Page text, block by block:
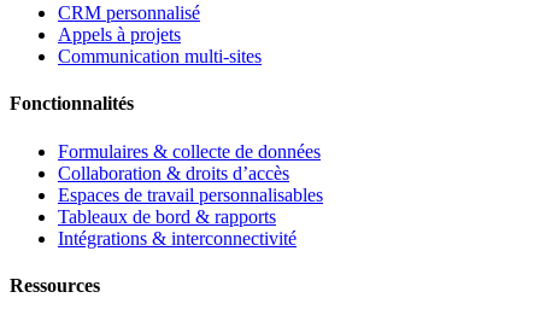
CRM personnalisé
Appels à projets
Communication multi-sites
Fonctionnalités
Formulaires & collecte de données
Collaboration & droits d’accès
Espaces de travail personnalisables
Tableaux de bord & rapports
Intégrations & interconnectivité
Ressources